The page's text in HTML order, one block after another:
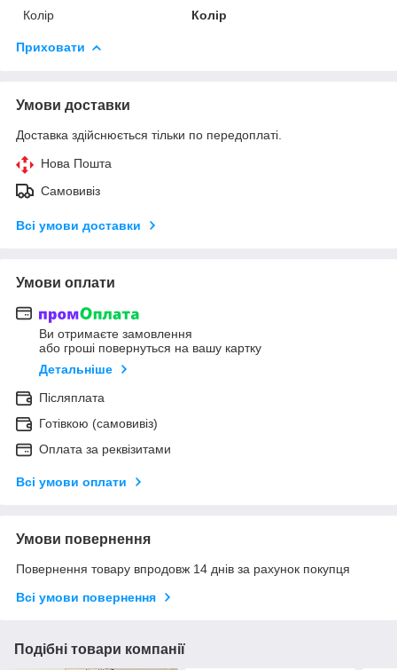
Колір Колір
Приховати
Умови доставки
Доставка здійснюється тільки по передоплаті.
Нова Пошта
Самовивіз
Всі умови доставки
Умови оплати
Ви отримаєте замовлення
або гроші повернуться на вашу картку
Детальніше
Післяплата
Готівкою (самовивіз)
Оплата за реквізитами
Всі умови оплати
Умови повернення
Повернення товару впродовж 14 днів за рахунок покупця
Всі умови повернення
Подібні товари компанії